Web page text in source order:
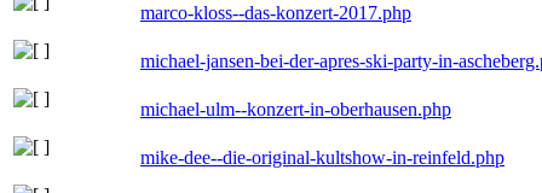
marco-kloss--das-konzert-2017.php
michael-jansen-bei-der-apres-ski-party-in-
michael-ulm--konzert-in-oberhausen.php
mike-dee--die-original-kultshow-in-reinfeld.php